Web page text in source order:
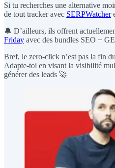
Si tu recherches une alternative
de tout tracker avec SERPWatcher
🔔 D’ailleurs, ils offrent
Friday avec des bundles SEO +
Bref, le zero-click n’est pas la fin
Adapte-toi en visant la visibilité
générer des leads 🚀